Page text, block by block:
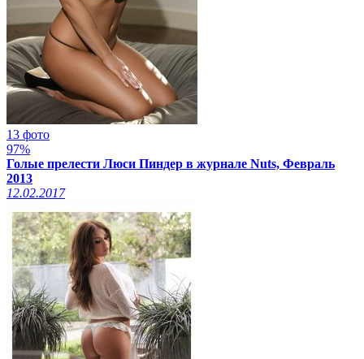
13 фото
97%
Голые прелести Люси Пиндер в журнале Nuts, Февраль
2013
12.02.2017